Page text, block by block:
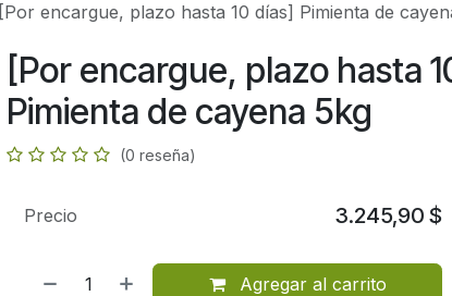
[Por encargue, plazo hasta 10 días] Pimienta de
[Por encargue, plazo hasta
Pimienta de cayena 5kg
(0 reseña)
Agregar al carrito
Precio 3.245,90 $